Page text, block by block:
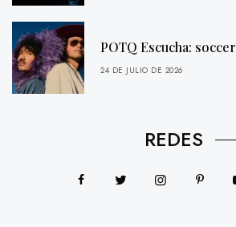
POTQ Escucha: soccer
24 DE JULIO DE 2026
REDES